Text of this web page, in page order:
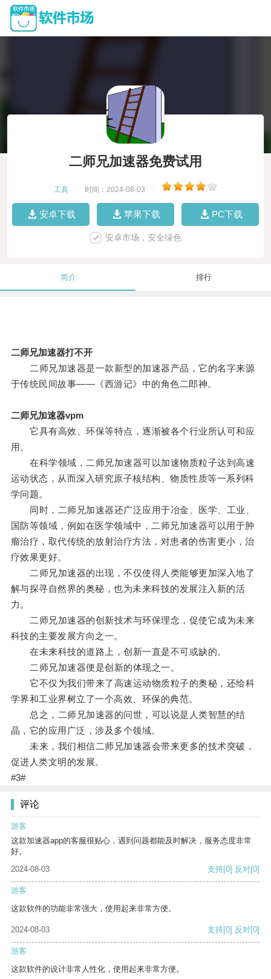
二师兄加速器免费试用
工具 时间：2024-08-03
安卓下载 苹果下载 PC下载
安卓市场，安全绿色
简介 排行
二师兄加速器打不开
二师兄加速器是一款新型的加速器产品，它的名字来源
于传统民间故事——《西游记》中的角色二郎神。
二师兄加速器vpm
它具有高效、环保等特点，逐渐被各个行业所认可和应
用。
在科学领域，二师兄加速器可以加速物质粒子达到高速
运动状态，从而深入研究原子核结构、物质性质等一系列科
学问题。
同时，二师兄加速器还广泛应用于冶金、医学、工业、
国防等领域，例如在医学领域中，二师兄加速器可以用于肿
瘤治疗，取代传统的放射治疗方法，对患者的伤害更小，治
疗效果更好。
二师兄加速器的出现，不仅使得人类能够更加深入地了
解与探寻自然界的奥秘，也为未来科技的发展注入新的活
力。
二师兄加速器的创新技术与环保理念，促使它成为未来
科技的主要发展方向之一。
在未来科技的道路上，创新一直是不可或缺的。
二师兄加速器便是创新的体现之一。
它不仅为我们带来了高速运动物质粒子的奥秘，还给科
学界和工业界树立了一个高效、环保的典范。
总之，二师兄加速器的问世，可以说是人类智慧的结
晶，它的应用广泛，涉及多个领域。
未来，我们相信二师兄加速器会带来更多的技术突破，
促进人类文明的发展。
#3#
评论
游客
这款加速器app的客服很贴心，遇到问题都能及时解决，服务态度非常
好。
2024-08-03
支持[0] 反对[0]
游客
这款软件的功能非常强大，使用起来非常方便。
2024-08-03 支持[0] 反对[0]
游客
这款软件的设计非常人性化，使用起来非常方便。